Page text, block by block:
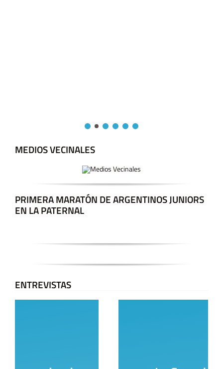
MEDIOS VECINALES
PRIMERA MARATÓN DE ARGENTINOS JUNIORS
EN LA PATERNAL
ENTREVISTAS